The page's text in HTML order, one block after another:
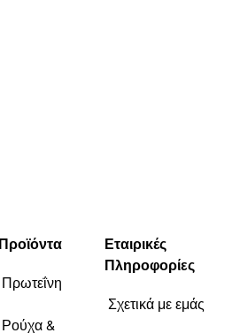
Προϊόντα
Πρωτεΐνη
Ρούχα &
Εταιρικές
Πληροφορίες
Σχετικά με εμάς